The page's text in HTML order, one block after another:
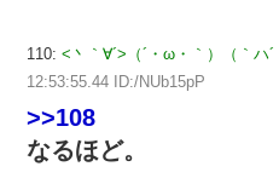
110: <丶｀∀´>（´・ω・｀）（｀
12:53:55.44 ID:/NUb15pP
>>108
なるほど。